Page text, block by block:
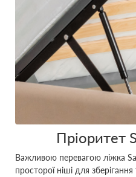
Пріоритет
Важливою перевагою ліжка
просторої ніші для